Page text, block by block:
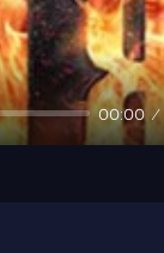
00:00